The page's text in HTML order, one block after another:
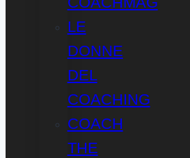
LE
DONNE
DEL
COACHING
COACH
THE